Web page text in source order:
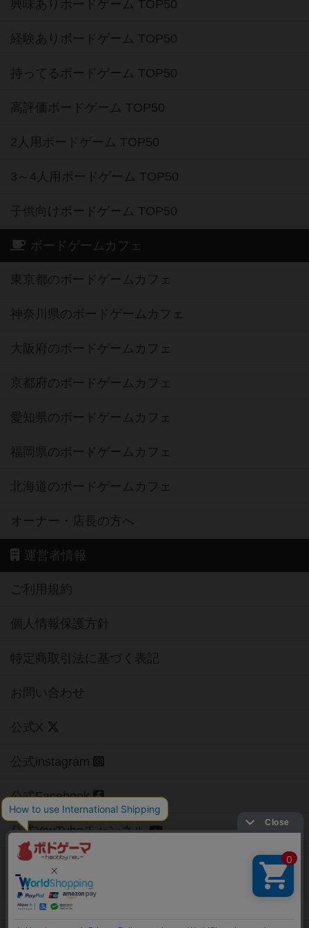
興味ありボードゲーム TOP50
経験ありボードゲーム TOP50
持ってるボードゲーム TOP50
高評価ボードゲーム TOP50
2人用ボードゲーム TOP50
3～4人用ボードゲーム TOP50
子供向けボードゲーム TOP50
ボードゲームカフェ
東京都のボードゲームカフェ
神奈川県のボードゲームカフェ
大阪府のボードゲームカフェ
京都府のボードゲームカフェ
愛知県のボードゲームカフェ
福岡県のボードゲームカフェ
北海道のボードゲームカフェ
オーナー・店長の方へ
運営者情報
ご利用規約
個人情報保護方針
特定商取引法に基づく表記
お問い合わせ
公式X
公式instagram
公式Facebook
公式YouTubeチャンネル